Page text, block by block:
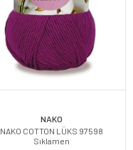
NAKO
NAKO COTTON LÜKS 97598
Sıklamen